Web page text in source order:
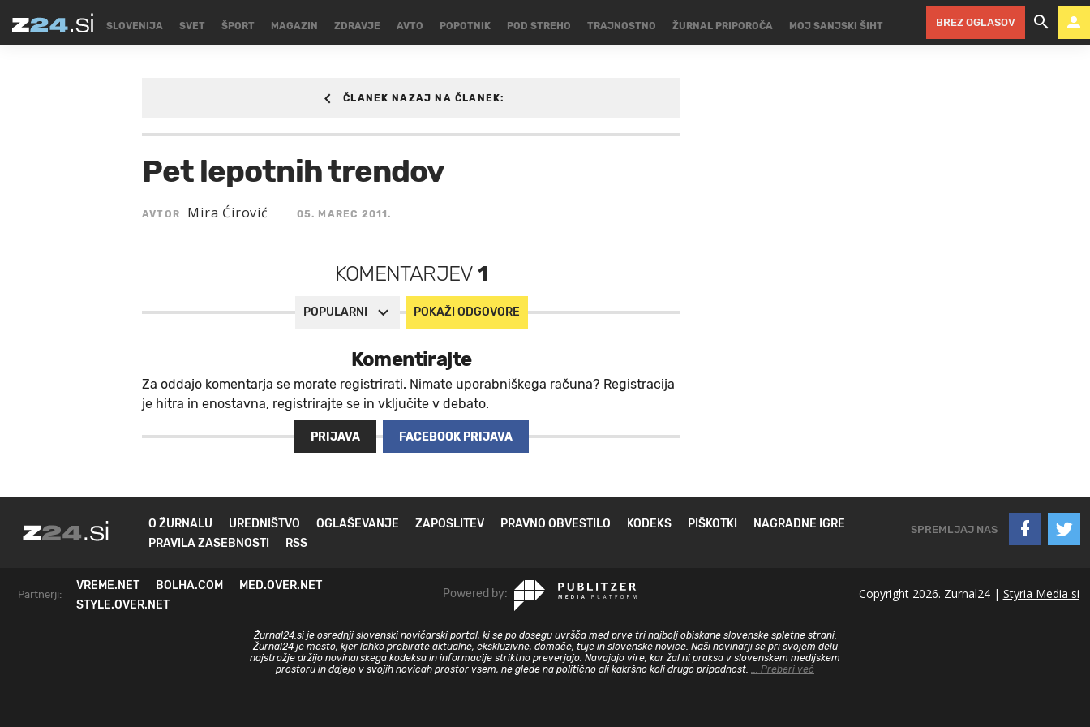
SLOVENIJA SVET ŠPORT MAGAZIN ZDRAVJE AVTO POPOTNIK POD STREHO TRAJNOSTNO ŽURNAL PRIPOROČA MOJ SANJSKI ŠIHT BREZ OGLASOV
/MAGAZIN/LEPOTA-TELO
Pet lepotnih trendov
AVTOR Mira Ćirović 05. MAREC 2011.
ČLANEK NAZAJ NA ČLANEK:
KOMENTARJEV1
POPULARNI POKAŽI ODGOVORE
Komentirajte
Za oddajo komentarja se morate registrirati. Nimate uporabniškega računa? Registracija
je hitra in enostavna, registrirajte se in vključite v debato.
PRIJAVA FACEBOOK PRIJAVA
O ŽURNALU UREDNIŠTVO OGLAŠEVANJE ZAPOSLITEV PRAVNO OBVESTILO KODEKS PIŠKOTKI
NAGRADNE IGRE
PRAVILA ZASEBNOSTI
RSS
SPREMLJAJ NAS
Partnerji:
VREME.NET BOLHA.COM
MED.OVER.NET
STYLE.OVER.NET
Powered by: Copyright 2026. Zurnal24 | Styria Media si
Žurnal24.si je osrednji slovenski novičarski portal, ki se po dosegu uvršča med prve tri najbolj obiskane slovenske spletne strani.
Žurnal24 je mesto, kjer lahko prebirate aktualne, ekskluzivne, domače, tuje in slovenske novice. Naši novinarji se pri svojem delu
najstrožje držijo novinarskega kodeksa in informacije striktno preverjajo. Navajajo vire, kar žal ni praksa v slovenskem medijskem
prostoru in dajejo v svojih novicah prostor vsem, ne glede na politično ali kakršno koli drugo pripadnost. ... Preberi več